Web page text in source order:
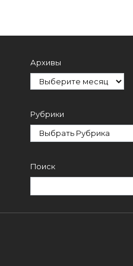
Архивы
Рубрики
Поиск